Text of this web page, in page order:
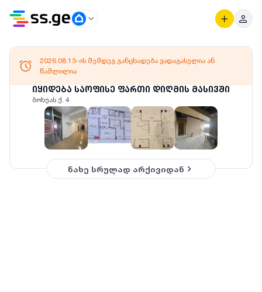
იყიდება საოფისე ფართი დიღმის მასივში
ბოხუას ქ. 4
2026.08.13-ის შემდეგ განცხადება ვადაგასულია ან
წაშლილია
ნახე სრულად არქივიდან